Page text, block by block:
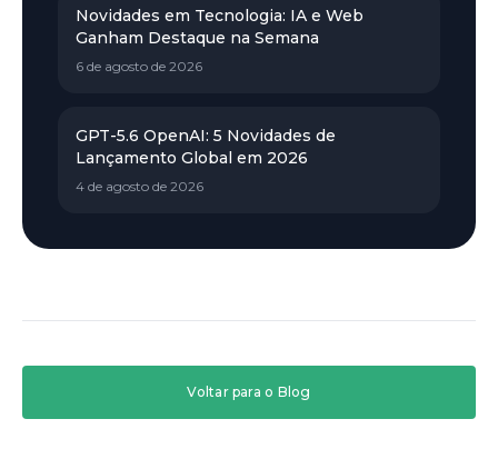
Novidades em Tecnologia: IA e Web
Ganham Destaque na Semana
6 de agosto de 2026
GPT-5.6 OpenAI: 5 Novidades de
Lançamento Global em 2026
4 de agosto de 2026
Voltar para o Blog